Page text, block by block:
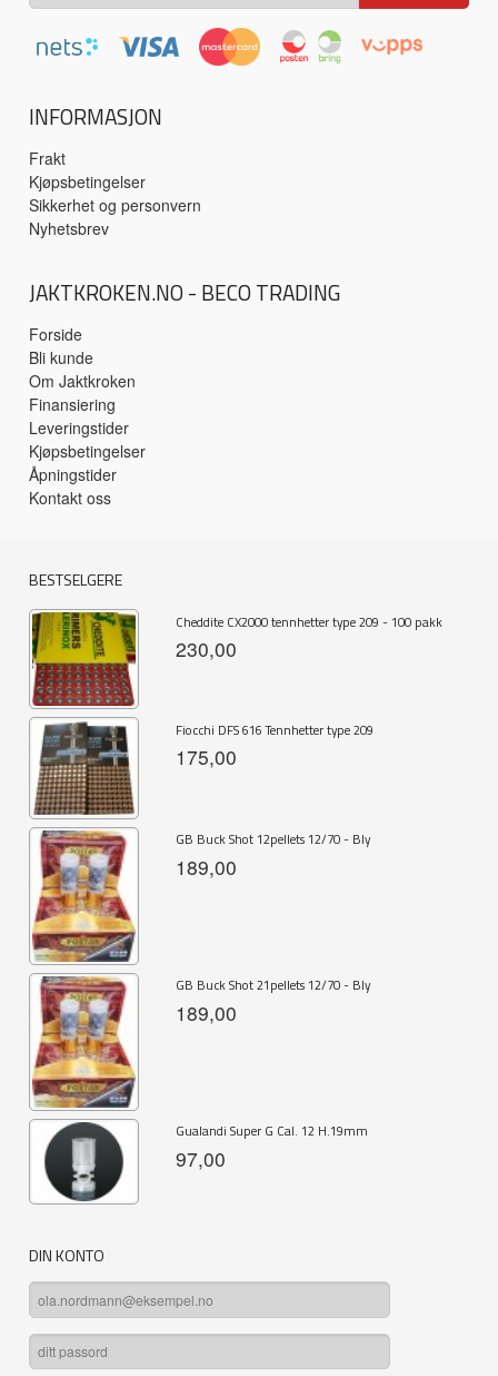
INFORMASJON
Frakt
Kjøpsbetingelser
Sikkerhet og personvern
Nyhetsbrev
JAKTKROKEN.NO - BECO TRADING
Forside
Bli kunde
Om Jaktkroken
Finansiering
Leveringstider
Kjøpsbetingelser
Åpningstider
Kontakt oss
BESTSELGERE
Cheddite CX2000 tennhetter type 209 - 100 pakk
230,00
Fiocchi DFS 616 Tennhetter type 209
175,00
GB Buck Shot 12pellets 12/70 - Bly
189,00
GB Buck Shot 21pellets 12/70 - Bly
189,00
Gualandi Super G Cal. 12 H.19mm
97,00
DIN KONTO